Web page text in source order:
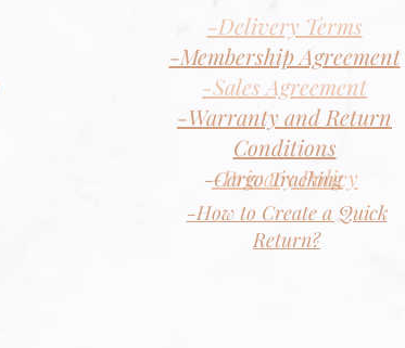
-Delivery Terms
-Membership Agreement
-Sales Agreement
-Warranty and Return
Conditions
-Privacy Policy
-How to Create a Quick
Return?
-Cargo Tracking